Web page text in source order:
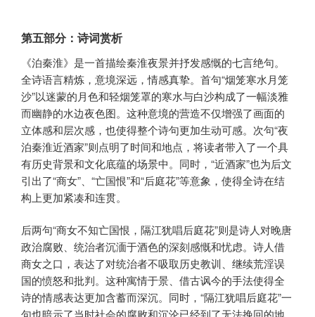
第五部分：诗词赏析
《泊秦淮》是一首描绘秦淮夜景并抒发感慨的七言绝句。
全诗语言精炼，意境深远，情感真挚。首句“烟笼寒水月笼
沙”以迷蒙的月色和轻烟笼罩的寒水与白沙构成了一幅淡雅
而幽静的水边夜色图。这种意境的营造不仅增强了画面的
立体感和层次感，也使得整个诗句更加生动可感。次句“夜
泊秦淮近酒家”则点明了时间和地点，将读者带入了一个具
有历史背景和文化底蕴的场景中。同时，“近酒家”也为后文
引出了“商女”、“亡国恨”和“后庭花”等意象，使得全诗在结
构上更加紧凑和连贯。
后两句“商女不知亡国恨，隔江犹唱后庭花”则是诗人对晚唐
政治腐败、统治者沉湎于酒色的深刻感慨和忧虑。诗人借
商女之口，表达了对统治者不吸取历史教训、继续荒淫误
国的愤怒和批判。这种寓情于景、借古讽今的手法使得全
诗的情感表达更加含蓄而深沉。同时，“隔江犹唱后庭花”一
句也暗示了当时社会的腐败和沉沦已经到了无法挽回的地